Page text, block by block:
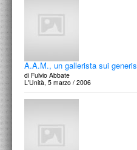
A.A.M., un gallerista sui generis
di Fulvio Abbate
L'Unità, 5 marzo / 2006